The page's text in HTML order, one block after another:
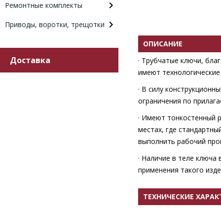
Ремонтные комплекты
Приводы, воротки, трещотки
Доставка
ОПИСАНИЕ
· Трубчатые ключи,
имеют
· В силу
ограничения по
· Имеют тонкостенный
местах, где
выполнить рабочий
· Наличие в теле ключа
применения такого
ТЕХНИЧЕСКИЕ